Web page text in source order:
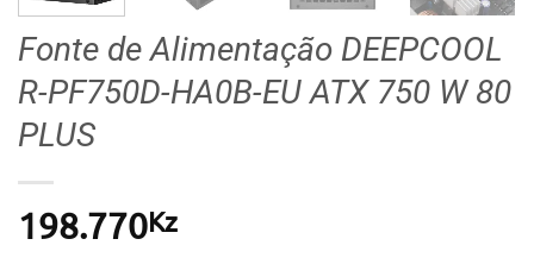
Fonte de Alimentação DEEPCOOL
R-PF750D-HA0B-EU ATX 750 W 80
PLUS
198.770Kz